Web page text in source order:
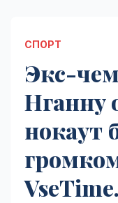
СПОРТ
Экс-
Нганну
нокаут